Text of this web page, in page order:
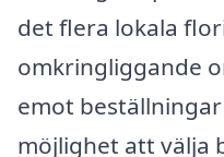
det flera lokala
omkringliggande
emot
möjlighet att välja